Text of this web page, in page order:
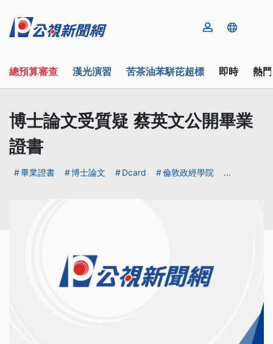
總預算審查 漢光演習 苦茶油苯駢芘超標 即時 熱
博士論文受質疑 蔡英文公開畢業
證書
畢業證書 博士論文 Dcard 倫敦政經學院 ...